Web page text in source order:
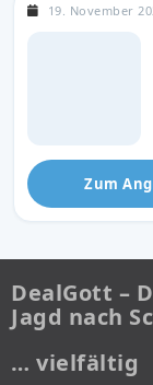
19. November
Zum
DealGott –
Jagd nach
… vielfältig